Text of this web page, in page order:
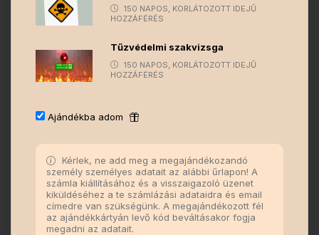
150 NAPOS, KORLÁTOZOTT IDEJŰ
HOZZÁFÉRÉS
Tűzvédelmi szakvizsga
150 NAPOS, KORLÁTOZOTT IDEJŰ
HOZZÁFÉRÉS
Ajándékba adom
Kérlek, ne add meg a megajándékozandó
személy személyes adatait az alábbi űrlapon! A
számla kiállításához és a visszaigazoló üzenet
kiküldéséhez a te számlázási adataidra és email
címedre van szükségünk. A megajándékozott fél
az ajándékkártyán levő kód beváltásakor fogja
megadni az adatait.